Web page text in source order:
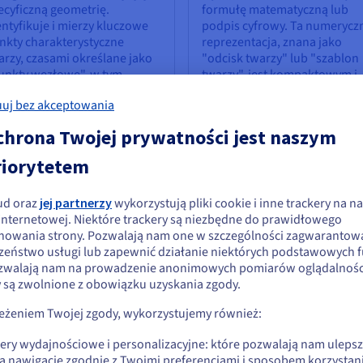
geometrię.
i mierzy kluczowe
charakterystyczne
czasami określane jako
węzłowe", w tym
nosa, kontur żuchwy i
formułę matematyczną lub
podpis cyfrowy. Ta
reprezentacja, znana jako
"odcisk twarzy" lub "szablon
twarzy", jest kompaktowym i
zasilać ten proces, przy czym większość nowoczesnych
sieci
(CNN)
jest specyficzna klasa modelu
uczenia, która jest
2D vs. rozpoznawanie
3D
Większość systemów
wykorzystujących
się, że znajdujesz się w Stany
chcesz złożyć zamówienie w Stany Zjednoczone, wyszukaj odpowiednią
i załóż konto.
Go to Stany Zjednoczone website
us.ovhcloud.com/
Angielski USD - $
bez akceptowania
Twojej prywatności jest naszym
oraz jej partnerzywykorzystują pliki cookie i inne trackery na
Niektóre trackery są niezbędne do prawidłowego
strony. Pozwalają nam one w szczególności
usługi lub zapewnić działanie niektórych podstawowych
nam na prowadzenie anonimowych pomiarów
zwolnione z obowiązku uzyskania zgody.
Twojej zgody, wykorzystujemy również:
wydajnościowe i personalizacyjne: które pozwalają nam